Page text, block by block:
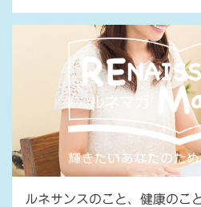
ルネサンスのこと、健康のこ